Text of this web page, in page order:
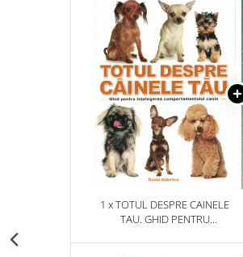
1 x TOTUL DESPRE CAINELE
TAU. GHID PENTRU
COMPORTAMENTULUI CANIN